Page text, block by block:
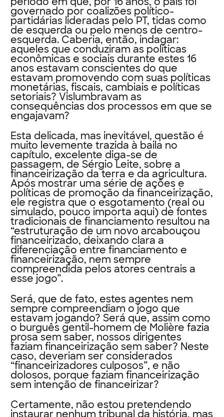
governado por coalizões político-
partidárias lideradas pelo PT, tidas como
de esquerda ou pelo menos de centro-
esquerda. Caberia, então, indagar:
aqueles que conduziram as políticas
econômicas e sociais durante estes 16
anos estavam conscientes do que
estavam promovendo com suas políticas
monetárias, fiscais, cambiais e políticas
setoriais? Vislumbravam as
consequências dos processos em que se
engajavam?
Esta delicada, mas inevitável, questão é
muito levemente trazida à baila no
capítulo, excelente diga-se de
passagem, de Sérgio Leite, sobre a
financeirização da terra e da agricultura.
Após mostrar uma série de ações e
políticas de promoção da financeirização,
ele registra que o esgotamento (real ou
simulado, pouco importa aqui) de fontes
tradicionais de financiamento resultou na
“estruturação de um novo arcabouçou
financeirizado, deixando clara a
diferenciação entre financiamento e
financeirização, nem sempre
compreendida pelos atores centrais a
esse jogo”.
Será, que de fato, estes agentes nem
sempre compreendiam o jogo que
estavam jogando? Será que, assim como
o burguês gentil-homem de Molière fazia
prosa sem saber, nossos dirigentes
faziam financeirização sem saber? Neste
caso, deveriam ser considerados
“financeirizadores culposos”, e não
dolosos, porque faziam financeirização
sem intenção de financeirizar?
Certamente, não estou pretendendo
instaurar nenhum tribunal da história, mas